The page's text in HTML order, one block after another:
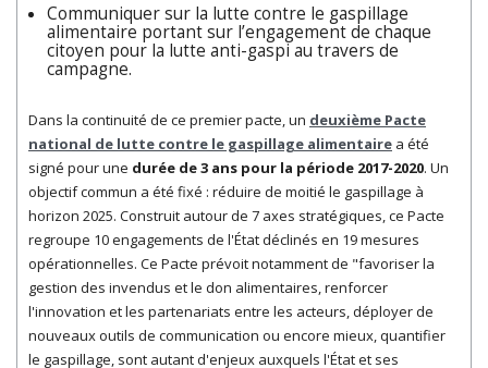
Communiquer sur la lutte contre le gaspillage
alimentaire portant sur l’engagement de chaque
citoyen pour la lutte anti-gaspi au travers de
campagne.
Dans la continuité de ce premier pacte, un deuxième Pacte
national de lutte contre le gaspillage alimentaire a été
signé pour une durée de 3 ans pour la période 2017-2020. Un
objectif commun a été fixé : réduire de moitié le gaspillage à
horizon 2025. Construit autour de 7 axes stratégiques, ce Pacte
regroupe 10 engagements de l'État déclinés en 19 mesures
opérationnelles. Ce Pacte prévoit notamment de "favoriser la
gestion des invendus et le don alimentaires, renforcer
l'innovation et les partenariats entre les acteurs, déployer de
nouveaux outils de communication ou encore mieux, quantifier
le gaspillage, sont autant d'enjeux auxquels l'État et ses